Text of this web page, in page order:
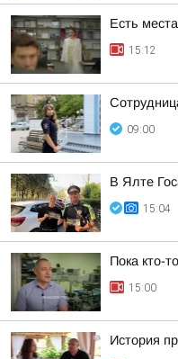
Есть
15:12
09:00
В Ялте
15:04
Пока кто-
15:00
История